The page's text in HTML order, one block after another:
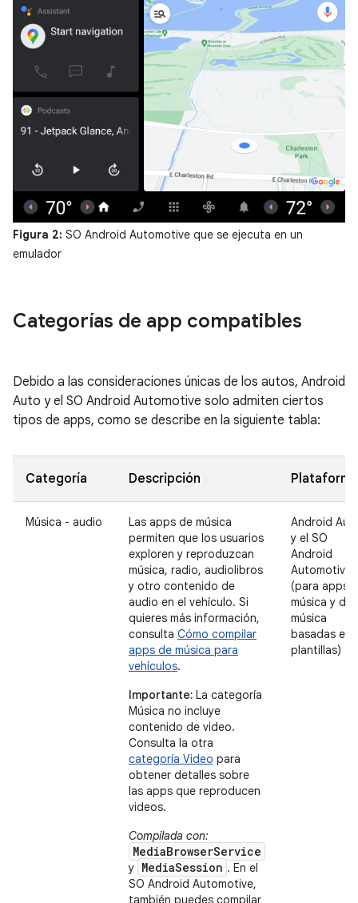
Figura 2: SO Android Automotive que se ejecuta en un
emulador
Categorías de app compatibles
Debido a las consideraciones únicas de los autos, Android
Auto y el SO Android Automotive solo admiten ciertos
tipos de apps, como se describe en la siguiente tabla:
Categoría Descripción
Música - audio
Las apps de música
permiten que los usuarios
exploren y reproduzcan
música, radio, audiolibros
y otro contenido de
audio en el vehículo. Si
quieres más información,
consulta Cómo compilar
apps de música para
vehículos.
Importante: La categoría
Música no incluye
contenido de video.
Consulta la otra
categoría Video para
obtener detalles sobre
las apps que reproducen
videos.
Compilada con:
MediaBrowserService
y MediaSession . En el
SO Android Automotive,
también puedes compilar
Android
y el SO
Android
Automotive
(para apps
música y de
música
basadas en
plantillas)